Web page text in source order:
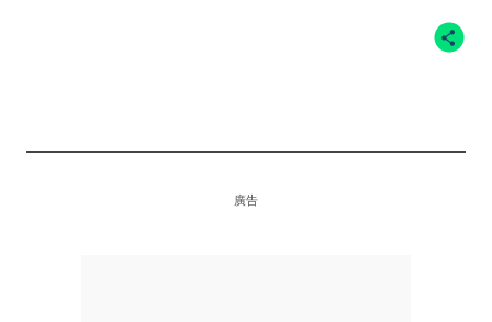
廣告